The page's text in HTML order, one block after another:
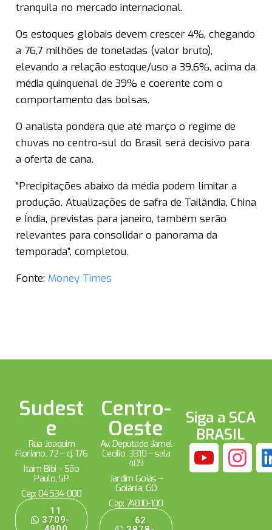
tranquila no mercado internacional.
Os estoques globais devem crescer 4%, chegando
a 76,7 milhões de toneladas (valor bruto),
elevando a relação estoque/uso a 39,6%, acima da
média quinquenal de 39% e coerente com o
comportamento das bolsas.
O analista pondera que até março o regime de
chuvas no centro-sul do Brasil será decisivo para
a oferta de cana.
“Precipitações abaixo da média podem limitar a
produção. Atualizações de safra de Tailândia, China
e Índia, previstas para janeiro, também serão
relevantes para consolidar o panorama da
temporada”, completou.
Fonte: Money Times
Sudest
e
Rua Joaquim
Floriano, 72 – cj. 176
Itaim Bibi – São
Paulo, SP
Cep: 04534-000
11
3709-
Centro-
Oeste
Av. Deputado Jamel
Cecílio, 3310 – sala
409
Jardim Goiás –
Goiânia, GO
Cep: 74810-100
62
Siga a SCA
BRASIL